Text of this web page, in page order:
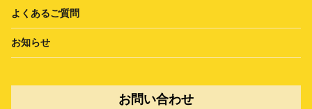
よくあるご質問
お知らせ
お問い合わせ